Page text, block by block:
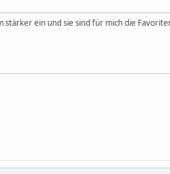
ein und sie sind für mich die